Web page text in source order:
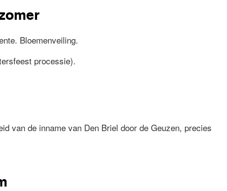
Bloemenveiling.
processie).
van de inname van Den Briel door de Geuzen, precies